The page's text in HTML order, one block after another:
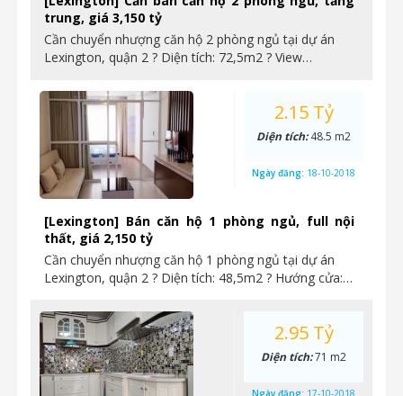
trung, giá 3,150 tỷ
Cần chuyển nhượng căn hộ 2 phòng ngủ tại dự án
Lexington, quận 2 ? Diện tích: 72,5m2 ? View…
[Lexington] Bán căn hộ 1 phòng ngủ, full nội
thất, giá 2,150 tỷ
Cần chuyển nhượng căn hộ 1 phòng ngủ tại dự án
Lexington, quận 2 ? Diện tích: 48,5m2 ? Hướng cửa:…
2.15 Tỷ
Diện tích:48.5 m2
Ngày đăng: 18-10-2018
2.95 Tỷ
Diện tích:71 m2
Ngày đăng: 17-10-2018